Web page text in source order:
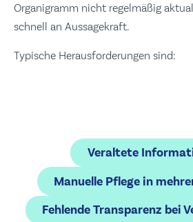
Organigramm nicht regelmäßig
schnell an Aussagekraft.
Typische Herausforderungen sind:
Veraltete
Manuelle Pflege in
Fehlende Transparenz bei